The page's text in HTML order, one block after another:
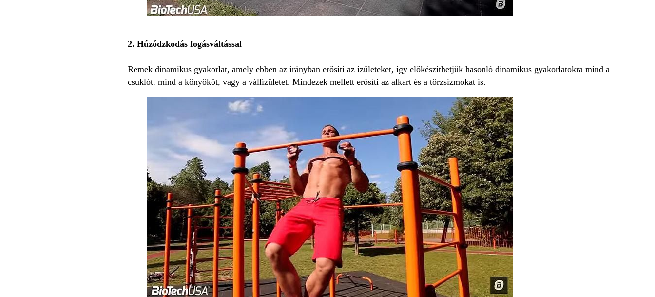
2. Húzódzkodás fogásváltással
Remek dinamikus gyakorlat, amely ebben az irányban erősíti az ízületeket, így előkészíthetjük hasonló dinamikus gyakorlatokra mind a
csuklót, mind a könyököt, vagy a vállízületet. Mindezek mellett erősíti az alkart és a törzsizmokat is.